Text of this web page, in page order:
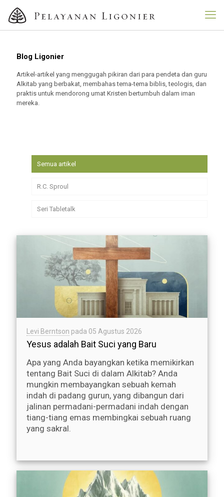
Blog Ligonier
Artikel-artikel yang menggugah pikiran dari para pendeta dan guru
Alkitab yang berbakat, membahas tema-tema biblis, teologis, dan
praktis untuk mendorong umat Kristen bertumbuh dalam iman
mereka.
Semua artikel
R.C. Sproul
Seri Tabletalk
Levi Berntson pada 05 Agustus 2026
Yesus adalah Bait Suci yang Baru
Apa yang Anda bayangkan ketika memikirkan
tentang Bait Suci di dalam Alkitab? Anda
mungkin membayangkan sebuah kemah
indah di padang gurun, yang dibangun dari
jalinan permadani-permadani indah dengan
tiang-tiang emas membingkai sebuah ruang
yang sakral.